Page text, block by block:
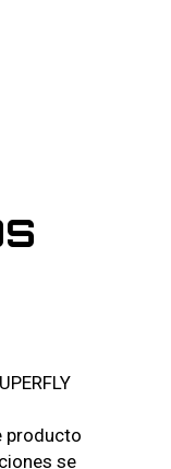
producto
se